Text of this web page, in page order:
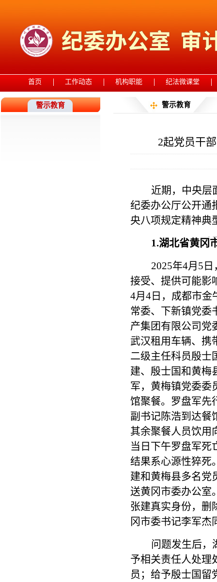
首页 工作动态 机构职能 纪法微课堂
警示教育 警示教育
2起党员干
由
近期，中央层
纪委办公厅公开通
央八项规定精神典
1.湖北省黄冈
2025年4月5
接受、提供可能影
4月4日，成都市金
常委、下新镇党委
产集团有限公司党
武汉租用车辆、携
二级主任科员殷士
建、殷士国和黄梅
军，黄梅镇党委委
馆聚餐。罗盘军先
副书记陈浩到达餐
其余聚餐人员饮用
当日下午罗盘军死
结果系心源性猝死
建和黄梅县多名党
送黄冈市委办公室
张建真实身份，删
冈市委书记李军杰
问题发生后，
予相关责任人处理
员；给予殷士国留